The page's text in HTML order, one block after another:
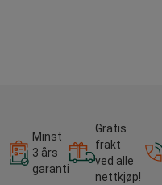
Minst
3 års
garanti
Gratis
frakt
ved alle
nettkjøp!